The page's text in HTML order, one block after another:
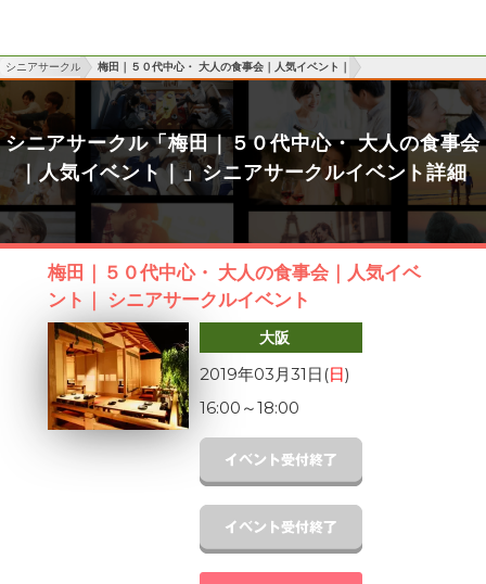
シニアサークル 梅田｜５０代中心・ 大人の食事会｜人気イベント｜
シニアサークル「梅田｜５０代中心・ 大人の食事会
｜人気イベント｜」シニアサークルイベント詳細
梅田｜５０代中心・ 大人の食事会｜人気イベ
ント｜ シニアサークルイベント
大阪
2019年03月31日(日)
16:00 ～18:00